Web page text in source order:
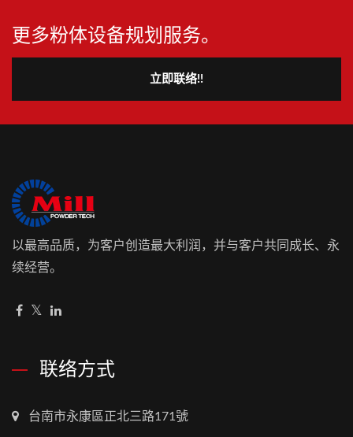
更多粉体设备规划服务。
立即联络!!
以最高品质，为客户创造最大利润，并与客户共同成长、永
续经营。
联络方式
台南市永康區正北三路171號